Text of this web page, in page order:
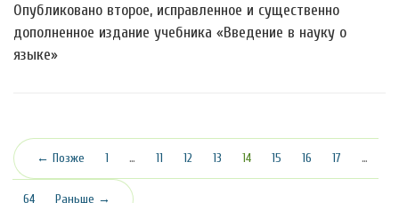
Опубликовано второе, исправленное и существенно
дополненное издание учебника «Введение в науку о
языке»
← Позже 1 … 11 12 13 14(текущая)
15 16 17 …
64 Раньше →